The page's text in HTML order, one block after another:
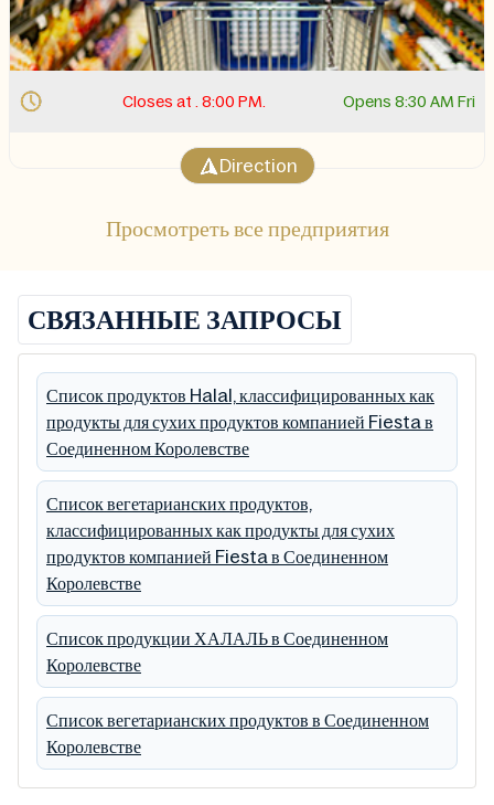
Closes at . 8:00 PM. Opens 8:30 AM Fri
Direction
Просмотреть все предприятия
СВЯЗАННЫЕ ЗАПРОСЫ
Список продуктов Halal, классифицированных как
продукты для сухих продуктов компанией Fiesta в
Соединенном Королевстве
Список вегетарианских продуктов,
классифицированных как продукты для сухих
продуктов компанией Fiesta в Соединенном
Королевстве
Список продукции ХАЛАЛЬ в Соединенном
Королевстве
Список вегетарианских продуктов в Соединенном
Королевстве